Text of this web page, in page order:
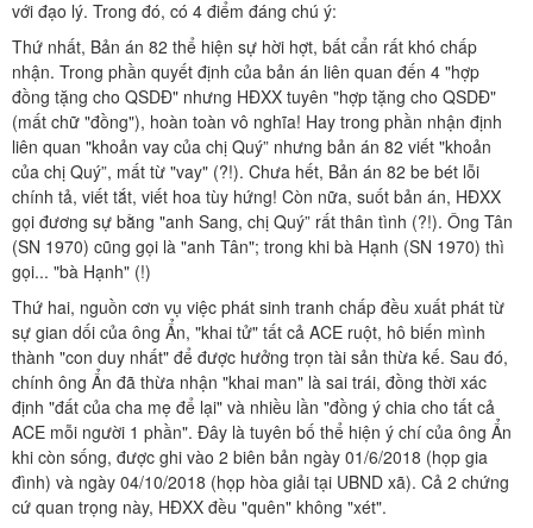
với đạo lý. Trong đó, có 4 điểm đáng chú ý:
Thứ nhất, Bản án 82 thể hiện sự hời hợt, bất cẩn rất khó chấp
nhận. Trong phần quyết định của bản án liên quan đến 4 "hợp
đồng tặng cho QSDĐ" nhưng HĐXX tuyên "hợp tặng cho QSDĐ"
(mất chữ "đồng"), hoàn toàn vô nghĩa! Hay trong phần nhận định
liên quan "khoản vay của chị Quý” nhưng bản án 82 viết "khoản
của chị Quý”, mất từ "vay" (?!). Chưa hết, Bản án 82 be bét lỗi
chính tả, viết tắt, viết hoa tùy hứng! Còn nữa, suốt bản án, HĐXX
gọi đương sự bằng "anh Sang, chị Quý” rất thân tình (?!). Ông Tân
(SN 1970) cũng gọi là "anh Tân"; trong khi bà Hạnh (SN 1970) thì
gọi... "bà Hạnh" (!)
Thứ hai, nguồn cơn vụ việc phát sinh tranh chấp đều xuất phát từ
sự gian dối của ông Ẩn, "khai tử" tất cả ACE ruột, hô biến mình
thành "con duy nhất" để được hưởng trọn tài sản thừa kế. Sau đó,
chính ông Ẩn đã thừa nhận "khai man" là sai trái, đồng thời xác
định "đất của cha mẹ để lại" và nhiều lần "đồng ý chia cho tất cả
ACE mỗi người 1 phần". Đây là tuyên bố thể hiện ý chí của ông Ẩn
khi còn sống, được ghi vào 2 biên bản ngày 01/6/2018 (họp gia
đình) và ngày 04/10/2018 (họp hòa giải tại UBND xã). Cả 2 chứng
cứ quan trọng này, HĐXX đều "quên" không "xét".